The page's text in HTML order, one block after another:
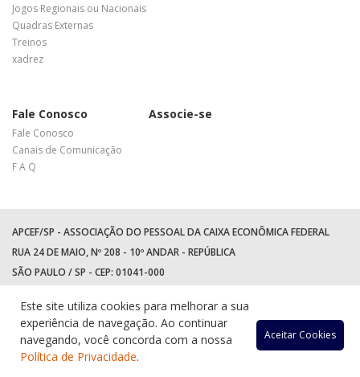
Jogos Regionais ou Nacionais
Quadras Externas
Treinos
xadrez
Fale Conosco
Fale Conosco
Canais de Comunicação
F A Q
Associe-se
APCEF/SP - ASSOCIAÇÃO DO PESSOAL DA CAIXA ECONÔMICA FEDERAL
RUA 24 DE MAIO, Nº 208 - 10º ANDAR - REPÚBLICA
SÃO PAULO / SP - CEP: 01041-000
WhatsApp: (11) 94597-5758
Acessar
Acessar
Este site utiliza cookies para melhorar a sua
experiência de navegação. Ao continuar
navegando, você concorda com a nossa
Política de Privacidade.
Aceitar Cookies